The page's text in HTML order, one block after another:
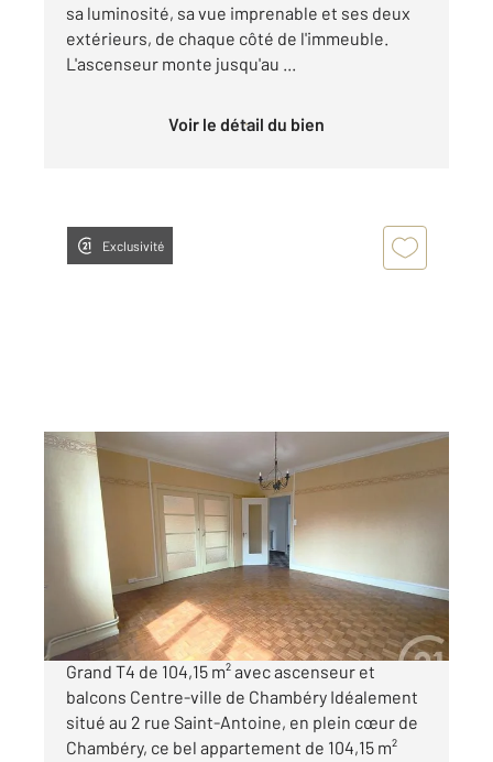
sa luminosité, sa vue imprenable et ses deux
extérieurs, de chaque côté de l'immeuble.
L'ascenseur monte jusqu'au ...
Voir le détail du bien
Exclusivité
CHAMBERY 73
104,15 m
, 4 pièces
Ref : 11995
Appartement F4 à louer
1 000 €
par mois charges comprises
Grand T4 de 104,15 m² avec ascenseur et
balcons Centre-ville de Chambéry Idéalement
situé au 2 rue Saint-Antoine, en plein cœur de
Chambéry, ce bel appartement de 104,15 m²